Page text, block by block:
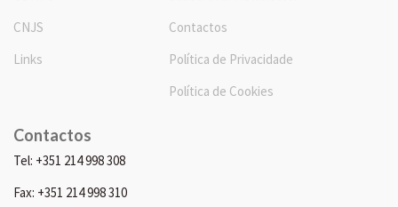
CNJS
Links
Contactos
Política de Privacidade
Política de Cookies
Contactos
Tel: +351 214 998 308
Fax: +351 214 998 310